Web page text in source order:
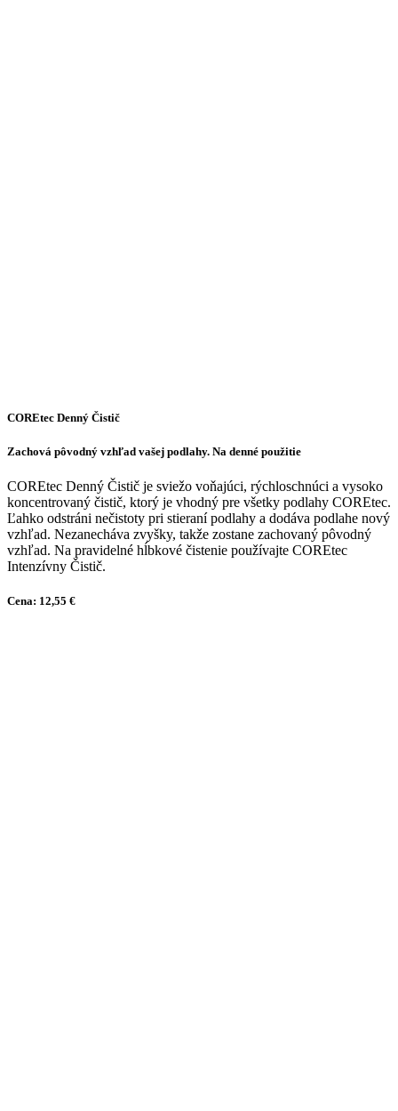
COREtec Denný Čistič
Zachová pôvodný vzhľad vašej podlahy. Na denné použitie
COREtec Denný Čistič je sviežo voňajúci, rýchloschnúci a vysoko
koncentrovaný čistič, ktorý je vhodný pre všetky podlahy COREtec.
Ľahko odstráni nečistoty pri stieraní podlahy a dodáva podlahe nový
vzhľad. Nezanecháva zvyšky, takže zostane zachovaný pôvodný
vzhľad. Na pravidelné hĺbkové čistenie používajte COREtec
Intenzívny Čistič.
Cena: 12,55 €